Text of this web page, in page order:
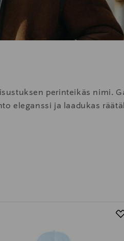
perinteikäs nimi.
eleganssi ja laadukas